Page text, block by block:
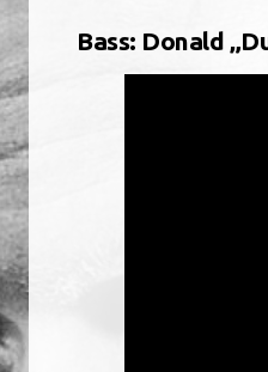
Bass: Donald